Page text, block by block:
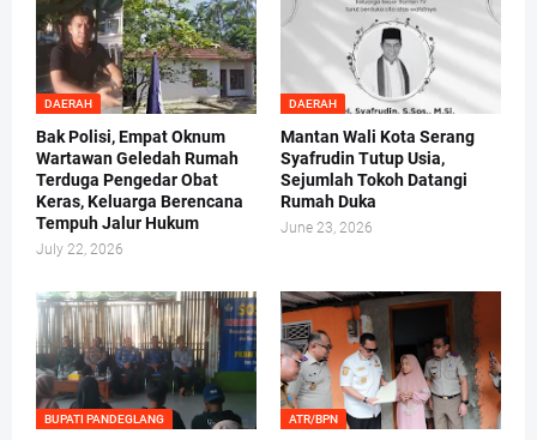
DAERAH
Bak Polisi, Empat Oknum
Wartawan Geledah Rumah
Terduga Pengedar Obat
Keras, Keluarga Berencana
Tempuh Jalur Hukum
July 22, 2026
DAERAH
Mantan Wali Kota Serang
Syafrudin Tutup Usia,
Sejumlah Tokoh Datangi
Rumah Duka
June 23, 2026
BUPATI PANDEGLANG ATR/BPN